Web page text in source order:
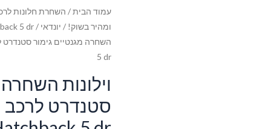
עמוד הבית/ השחרת חלונות
ומהיר בשוק! / יונדאי /
5 dr
5 dr
וילונות